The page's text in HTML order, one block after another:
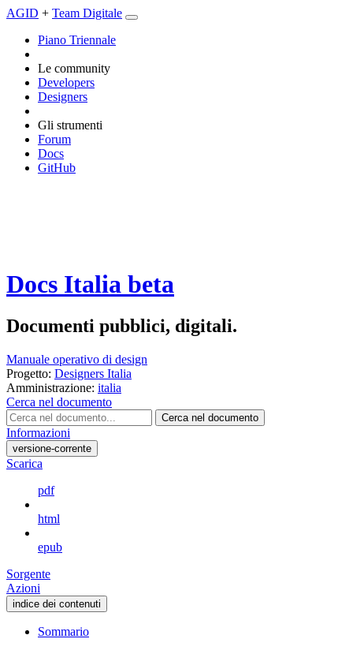
AGID + Team Digitale
Piano Triennale
Le community
Developers
Designers
Gli strumenti
Forum
Docs
GitHub
Docs Italia beta
Documenti pubblici, digitali.
Manuale operativo di design
Progetto: Designers Italia
Amministrazione: italia
Cerca nel documento
Cerca nel documento
Informazioni
versione-corrente
Scarica
pdf
html
epub
Sorgente
Azioni
indice dei contenuti
Sommario